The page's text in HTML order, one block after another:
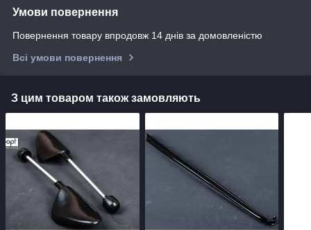
Умови повернення
Повернення товару впродовж 14 днів за домовленістю
Всі умови повернення
З цим товаром також замовляють